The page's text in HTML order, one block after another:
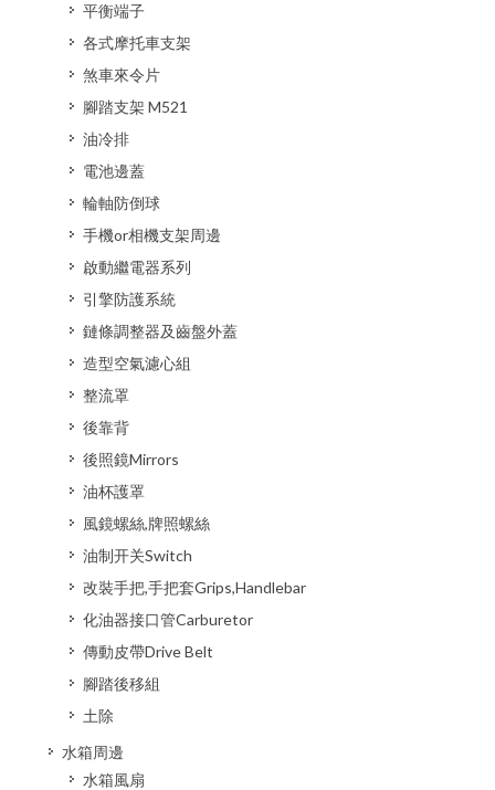
平衡端子
各式摩托車支架
煞車來令片
腳踏支架 M521
油冷排
電池邊蓋
輪軸防倒球
手機or相機支架周邊
啟動繼電器系列
引擎防護系統
鏈條調整器及齒盤外蓋
造型空氣濾心組
整流罩
後靠背
後照鏡Mirrors
油杯護罩
風鏡螺絲,牌照螺絲
油制开关Switch
改裝手把,手把套Grips,Handlebar
化油器接口管Carburetor
傳動皮帶Drive Belt
腳踏後移組
土除
水箱周邊
水箱風扇